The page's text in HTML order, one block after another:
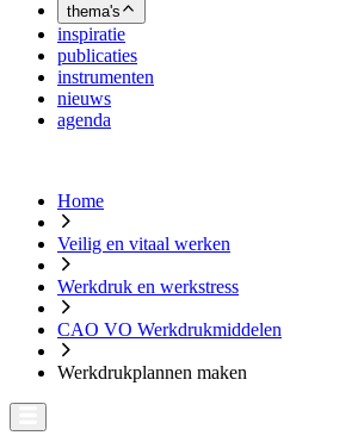
thema's
inspiratie
publicaties
instrumenten
nieuws
agenda
Home
Veilig en vitaal werken
Werkdruk en werkstress
CAO VO Werkdrukmiddelen
Werkdrukplannen maken